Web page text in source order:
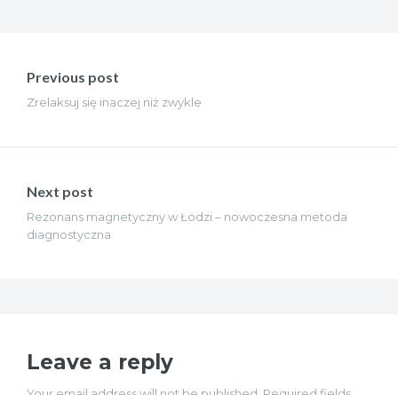
wpisu
Previous post
Zrelaksuj się inaczej niż zwykle
Next post
Rezonans magnetyczny w Łodzi – nowoczesna metoda
diagnostyczna
Leave a reply